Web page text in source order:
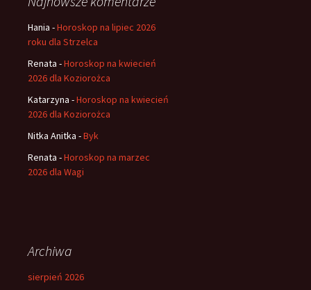
Hania -Horoskop na lipiec 2026
roku dla Strzelca
Renata -Horoskop na kwiecień
2026 dla Koziorożca
Katarzyna -Horoskop na kwiecień
2026 dla Koziorożca
Nitka Anitka -Byk
Renata -Horoskop na marzec
2026 dla Wagi
Archiwa
sierpień 2026